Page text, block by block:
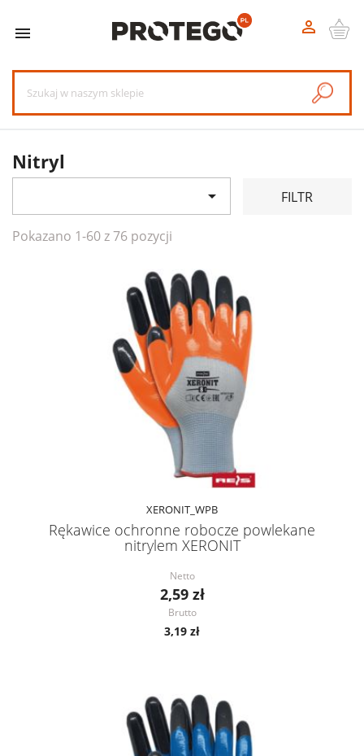
 
Nitryl
 FILTR
Pokazano 1-60 z 76 pozycji
XERONIT_WPB
Rękawice ochronne robocze powlekane
nitrylem XERONIT
Netto
2,59 zł
Brutto
3,19 zł